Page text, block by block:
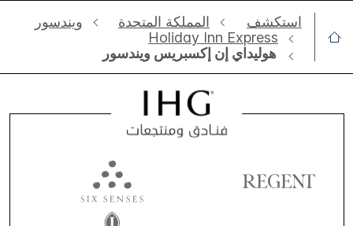
استكشف ‫‫المملكة المتحدة
ويندسور
Holiday Inn Express
هوليداي إن إكسبريس ويندسور